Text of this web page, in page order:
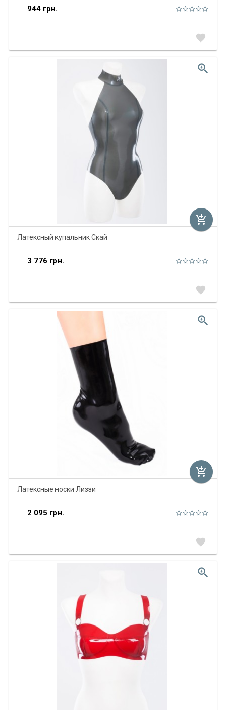
944 грн.
favorite
Латексный купальник Скай
3 776 грн.
add_shopping_cart
favorite
zoom_in
Латексные носки Лиззи
2 095 грн.
add_shopping_cart
favorite
zoom_in
zoom_in